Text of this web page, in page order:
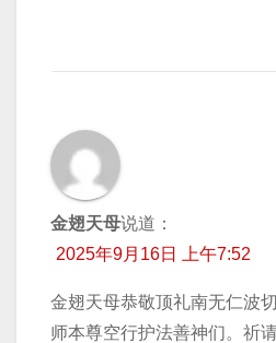
金翅天母说道：
2025年9月16日 上午7:52
金翅天母恭敬顶礼南无仁波
师本尊空行护法善神们。祈